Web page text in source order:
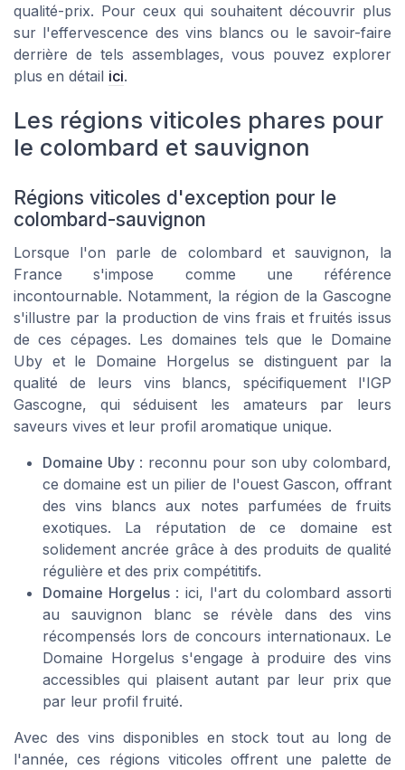
qualité-prix. Pour ceux qui souhaitent découvrir plus
sur l'effervescence des vins blancs ou le savoir-faire
derrière de tels assemblages, vous pouvez explorer
plus en détail ici.
Les régions viticoles phares pour
le colombard et sauvignon
Régions viticoles d'exception pour le
colombard-sauvignon
Lorsque l'on parle de colombard et sauvignon, la
France s'impose comme une référence
incontournable. Notamment, la région de la Gascogne
s'illustre par la production de vins frais et fruités issus
de ces cépages. Les domaines tels que le Domaine
Uby et le Domaine Horgelus se distinguent par la
qualité de leurs vins blancs, spécifiquement l'IGP
Gascogne, qui séduisent les amateurs par leurs
saveurs vives et leur profil aromatique unique.
Domaine Uby: reconnu pour son uby colombard,
ce domaine est un pilier de l'ouest Gascon, offrant
des vins blancs aux notes parfumées de fruits
exotiques. La réputation de ce domaine est
solidement ancrée grâce à des produits de qualité
régulière et des prix compétitifs.
Domaine Horgelus: ici, l'art du colombard assorti
au sauvignon blanc se révèle dans des vins
récompensés lors de concours internationaux. Le
Domaine Horgelus s'engage à produire des vins
accessibles qui plaisent autant par leur prix que
par leur profil fruité.
Avec des vins disponibles en stock tout au long de
l'année, ces régions viticoles offrent une palette de